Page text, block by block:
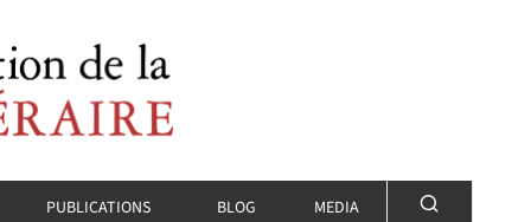
PUBLICATIONS BLOG MEDIA